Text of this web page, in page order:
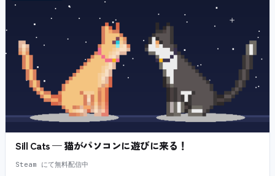
Sill Cats — 猫がパソコンに遊びに来る！
Steam にて無料配信中